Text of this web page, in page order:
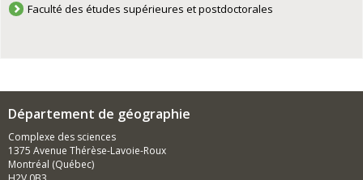
Faculté des études supérieures et postdoctorales
Département de géographie
Complexe des sciences
1375 Avenue Thérèse-Lavoie-Roux
Montréal (Québec)